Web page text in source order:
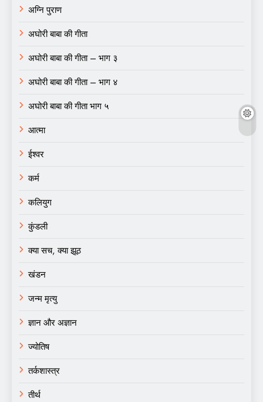
अग्नि पुराण
अघोरी बाबा की गीता
अघोरी बाबा की गीता – भाग ३
अघोरी बाबा की गीता – भाग ४
अघोरी बाबा की गीता भाग ५
आत्मा
ईश्वर
कर्म
कलियुग
कुंडली
क्या सच, क्या झूठ
खंडन
जन्म मृत्यु
ज्ञान और अज्ञान
ज्योतिष
तर्कशास्त्र
तीर्थ